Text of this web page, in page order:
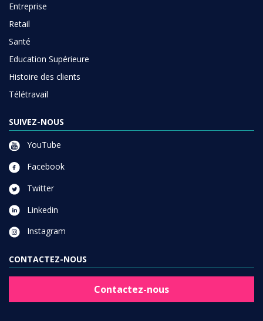
Entreprise
Retail
Santé
Education Supérieure
Histoire des clients
Télétravail
SUIVEZ-NOUS
YouTube
Facebook
Twitter
Linkedin
Instagram
CONTACTEZ-NOUS
Contactez-nous